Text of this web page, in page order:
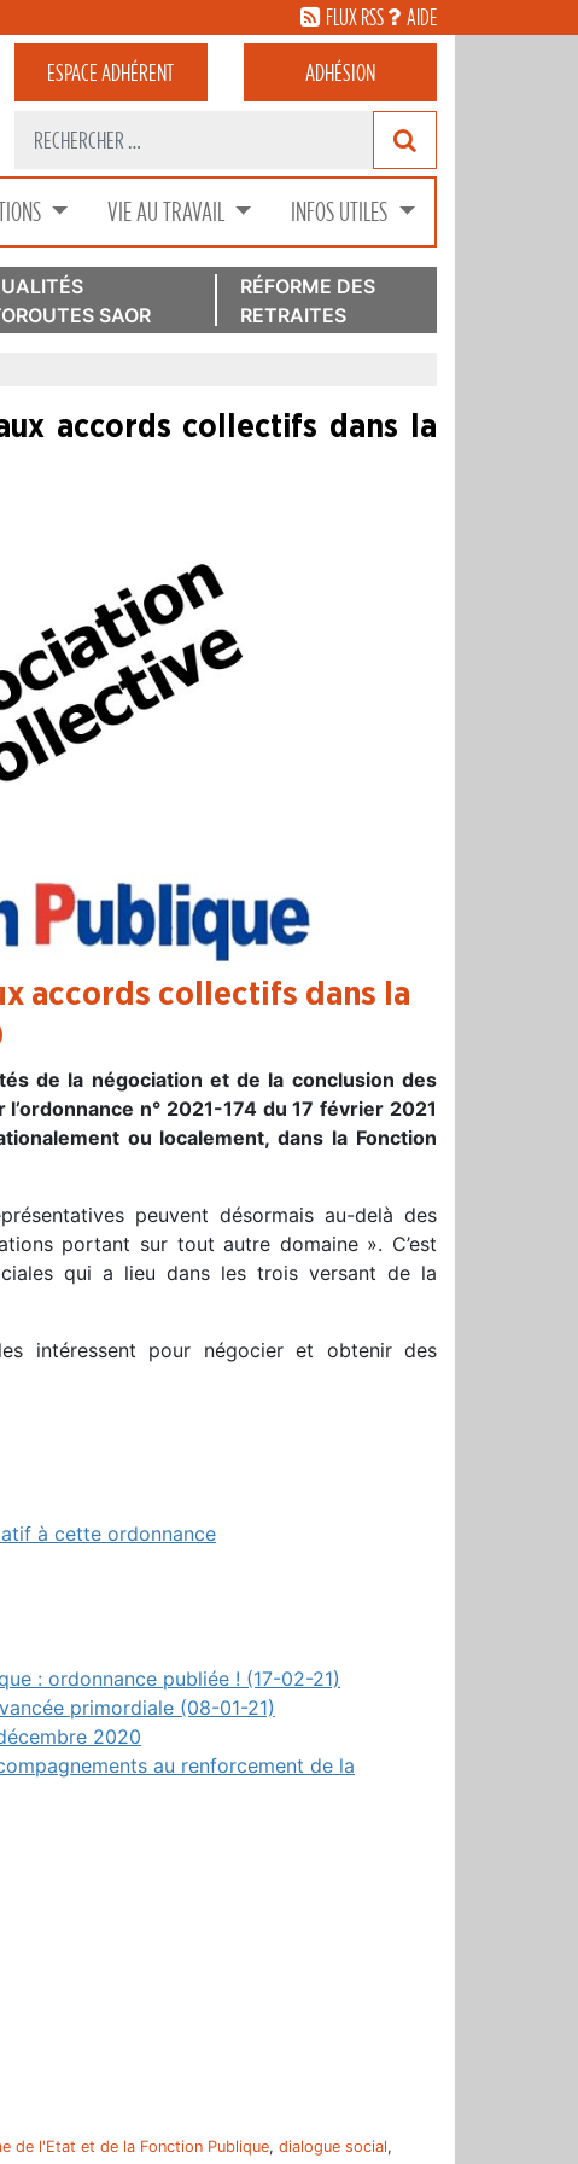
FLUX RSS AIDE
ESPACEADHÉRENT ADHÉSION
VIE AU TRAVAIL INFOS UTILES
SAOR
RÉFORME DES
RETRAITES
accords collectifs dans la
accords collectifs dans la
de la négociation et de la conclusion des
n° 2021-174 du 17 février 2021
ou localement, dans la Fonction
peuvent désormais au-delà des
portant sur tout autre domaine ». C’est
qui a lieu dans les trois versant de la
intéressent pour négocier et obtenir des
à cette ordonnance
: ordonnance publiée ! (17-02-21)
primordiale (08-01-21)
2020
au renforcement de la
de l'Etat et de la Fonction Publique, dialogue social,